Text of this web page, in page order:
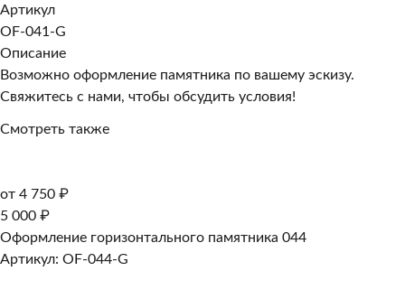
Артикул
OF-041-G
Описание
Возможно оформление памятника по вашему эскизу.
Свяжитесь с нами, чтобы обсудить условия!
Смотреть также
от 4 750 ₽
5 000 ₽
Оформление горизонтального памятника 044
Артикул: OF-044-G